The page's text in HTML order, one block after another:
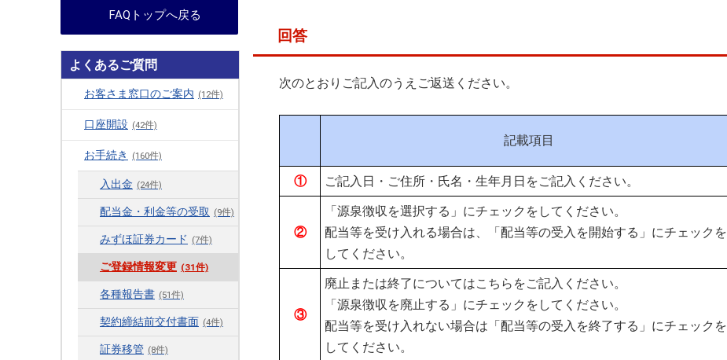
FAQトップへ戻る
よくあるご質問
お客さま窓口のご案内 (12件)
口座開設 (42件)
お手続き (160件)
入出金 (24件)
配当金・利金等の受取 (9件)
みずほ証券カード (7件)
ご登録情報変更 (31件)
各種報告書 (51件)
契約締結前交付書面 (4件)
証券移管 (8件)
回答
次のとおりご記入のうえご返送ください。
記載項目
①
ご記入日・ご住所・氏名・生年月日をご記入ください。
②
「源泉徴収を選択する」にチェックをしてください。
配当等を受け入れる場合は、「配当等の受入を開始する」にチェックを
してください。
③
廃止または終了についてはこちらをご記入ください。
「源泉徴収を廃止する」にチェックをしてください。
配当等を受け入れない場合は「配当等の受入を終了する」にチェックを
してください。